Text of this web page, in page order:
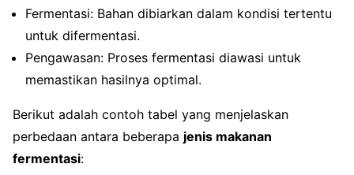
Fermentasi: Bahan dibiarkan dalam kondisi tertentu
untuk difermentasi.
Pengawasan: Proses fermentasi diawasi untuk
memastikan hasilnya optimal.
Berikut adalah contoh tabel yang menjelaskan
perbedaan antara beberapa jenis makanan
fermentasi: